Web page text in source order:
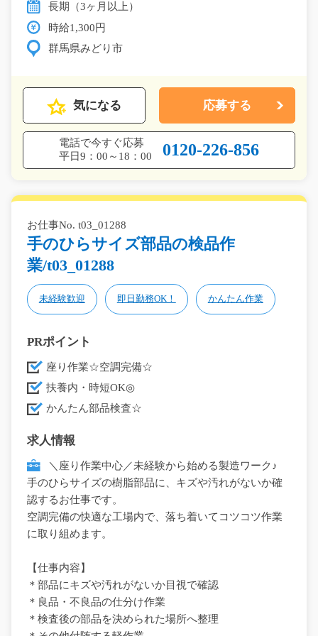
長期（3ヶ月以上）
時給1,300円
群馬県みどり市
気になる 応募する
電話で今すぐ応募
平日9：00～18：00
0120-226-856
お仕事No. t03_01288
手のひらサイズ部品の検品作
業/t03_01288
未経験歓迎 即日勤務OK！ かんたん作業
PRポイント
座り作業☆空調完備☆
扶養内・時短OK◎
かんたん部品検査☆
求人情報
＼座り作業中心／未経験から始める製造ワーク♪
手のひらサイズの樹脂部品に、キズや汚れがないか確
認するお仕事です。
空調完備の快適な工場内で、落ち着いてコツコツ作業
に取り組めます。
【仕事内容】
＊部品にキズや汚れがないか目視で確認
＊良品・不良品の仕分け作業
＊検査後の部品を決められた場所へ整理